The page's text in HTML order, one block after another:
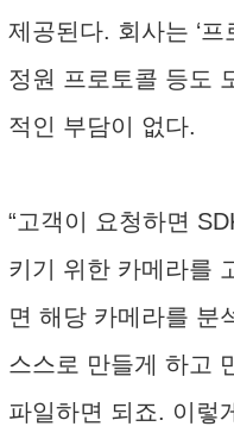
제공된다. 회사는 ‘프
정원 프로토콜 등도
적인 부담이 없다.
“고객이 요청하면
키기 위한 카메라를
면 해당 카메라를 분
스스로 만들게 하고
파일하면 되죠. 이렇